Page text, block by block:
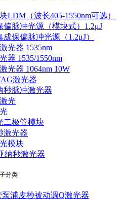
LDM（波长405-1550nm可选）
偏脉冲光源（模块式）1.2μJ
成保偏脉冲光源（1.2μJ）
光器 1535nm
器 1535/1550nm
光器 1064nm 10W
激光器
秒脉冲激光器
光
二极管模块
激光器
模块
纳秒激光器
子分类
泵浦皮秒被动调Q激光器